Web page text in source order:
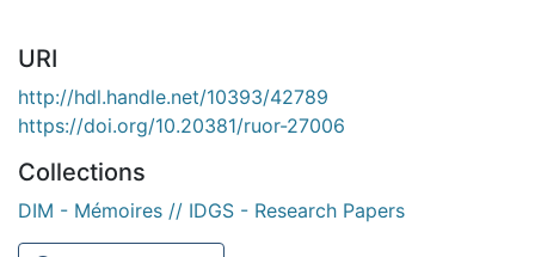
URI
http://hdl.handle.net/10393/42789
https://doi.org/10.20381/ruor-27006
Collections
DIM - Mémoires // IDGS - Research Papers